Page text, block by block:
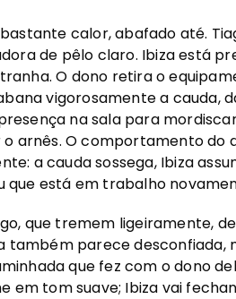
calor, abafado até.
de pêlo claro. Ibiza está
O dono retira o
vigorosamente a cauda,
na sala para
arnês. O comportamento do
a cauda sossega, Ibiza
que está em trabalho
que tremem ligeiramente,
também parece desconfiada,
que fez com o dono
em tom suave; Ibiza vai